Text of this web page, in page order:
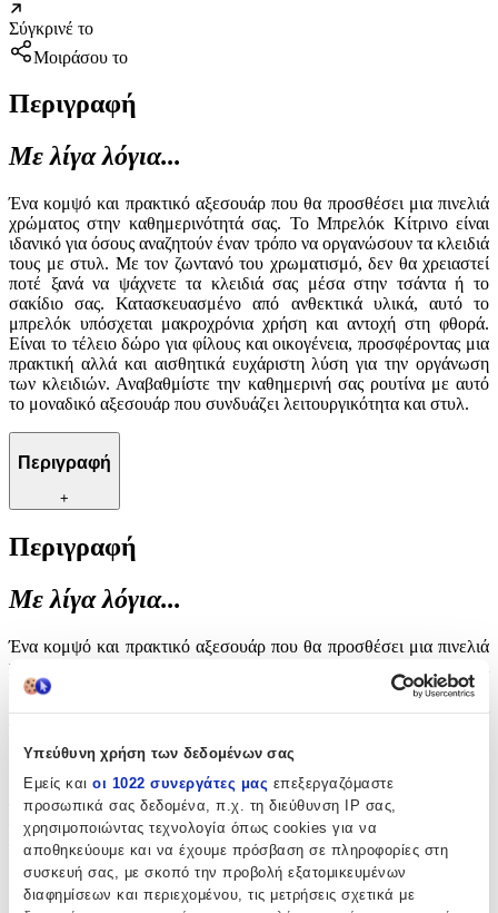
Υπεύθυνη χρήση των δεδομένων σας
Εμείς και οι 1022 συνεργάτες μας επεξεργαζόμαστε
προσωπικά σας δεδομένα, π.χ. τη διεύθυνση IP σας,
χρησιμοποιώντας τεχνολογία όπως cookies για να
αποθηκεύουμε και να έχουμε πρόσβαση σε πληροφορίες στη
συσκευή σας, με σκοπό την προβολή εξατομικευμένων
διαφημίσεων και περιεχομένου, τις μετρήσεις σχετικά με
Σύγκρινέ το
Μοιράσου το
Περιγραφή
Με λίγα λόγια...
Ένα κομψό και πρακτικό αξεσουάρ που θα προσθέσει μια πινελιά
χρώματος στην καθημερινότητά σας. Το Μπρελόκ Κίτρινο είναι
ιδανικό για όσους αναζητούν έναν τρόπο να οργανώσουν τα κλειδιά
τους με στυλ. Με τον ζωντανό του χρωματισμό, δεν θα χρειαστεί
ποτέ ξανά να ψάχνετε τα κλειδιά σας μέσα στην τσάντα ή το
σακίδιο σας. Κατασκευασμένο από ανθεκτικά υλικά, αυτό το
μπρελόκ υπόσχεται μακροχρόνια χρήση και αντοχή στη φθορά.
Είναι το τέλειο δώρο για φίλους και οικογένεια, προσφέροντας μια
πρακτική αλλά και αισθητικά ευχάριστη λύση για την οργάνωση
των κλειδιών. Αναβαθμίστε την καθημερινή σας ρουτίνα με αυτό
το μοναδικό αξεσουάρ που συνδυάζει λειτουργικότητα και στυλ.
Περιγραφή
+
Περιγραφή
Με λίγα λόγια...
Ένα κομψό και πρακτικό αξεσουάρ που θα προσθέσει μια πινελιά
χρώματος στην καθημερινότητά σας. Το Μπρελόκ Κίτρινο είναι
ιδανικό για όσους αναζητούν έναν τρόπο να οργανώσουν τα κλειδιά
σακίδιο σας. Κατασκευασμένο από ανθεκτικά υλικά, αυτό το
μπρελόκ υπόσχεται μακροχρόνια χρήση και αντοχή στη φθορά.
Είναι το τέλειο δώρο για φίλους και οικογένεια, προσφέροντας μια
πρακτική αλλά και αισθητικά ευχάριστη λύση για την οργάνωση
των κλειδιών. Αναβαθμίστε την καθημερινή σας ρουτίνα με αυτό
το μοναδικό αξεσουάρ που συνδυάζει λειτουργικότητα και στυλ.
Χαρακτηριστικά